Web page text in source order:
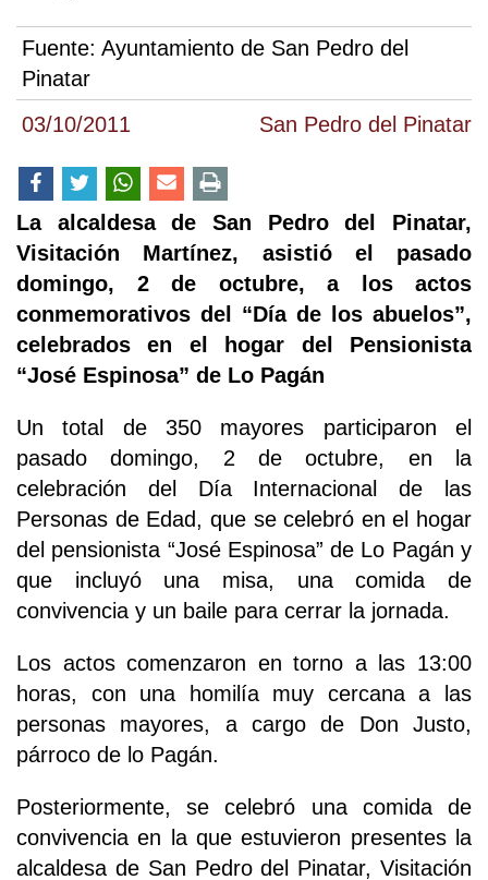
03/10/2011 San Pedro del Pinatar
Fuente: Ayuntamiento de San Pedro del
Pinatar
La alcaldesa de San Pedro del Pinatar,
Visitación Martínez, asistió el pasado
domingo, 2 de octubre, a los actos
conmemorativos del “Día de los abuelos”,
celebrados en el hogar del Pensionista
“José Espinosa” de Lo Pagán
Un total de 350 mayores participaron el
pasado domingo, 2 de octubre, en la
celebración del Día Internacional de las
Personas de Edad, que se celebró en el hogar
del pensionista “José Espinosa” de Lo Pagán y
que incluyó una misa, una comida de
convivencia y un baile para cerrar la jornada.
Los actos comenzaron en torno a las 13:00
horas, con una homilía muy cercana a las
personas mayores, a cargo de Don Justo,
párroco de lo Pagán.
Posteriormente, se celebró una comida de
convivencia en la que estuvieron presentes la
alcaldesa de San Pedro del Pinatar, Visitación